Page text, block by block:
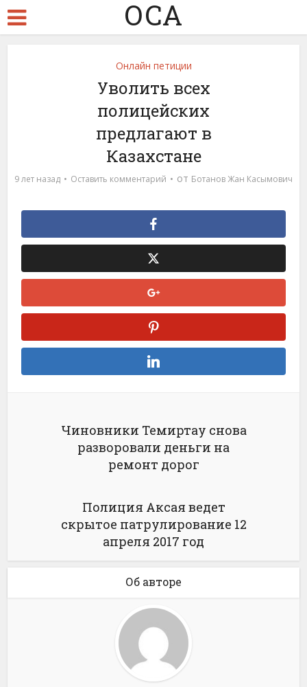
ОСА
Онлайн петиции
Уволить всех
полицейских
предлагают в
Казахстане
9 лет назад Оставить комментарий от Ботанов Жан Касымович
Чиновники Темиртау снова
разворовали деньги на
ремонт дорог
Полиция Аксая ведет
скрытое патрулирование 12
апреля 2017 год
Об авторе